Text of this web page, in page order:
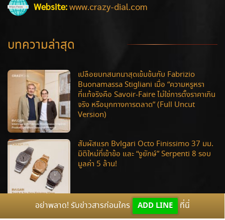
Website:www.crazy-dial.com
บทความล่าสุด
เปลือยบทสนทนาสุดเข้มข้นกับ Fabrizio
Buonamassa Stigliani เมื่อ “ความหรูหรา
ที่แท้จริงคือ Savoir-Faire ไม่ใช่การตั้งราคาเกิน
จริง หรือมุกทางการตลาด” (Full Uncut
Version)
สัมผัสแรก Bvlgari Octo Finissimo 37 มม.
มิติใหม่ที่เข้าข้อ และ “งูยักษ์” Serpenti 8 รอบ
มูลค่า 5 ล้าน!
จัดเต็มความเอ็กซ์คลูซีฟ! พาสัมผัสทัพเรือนเวลา
อย่าพลาด! รับข่าวสารก่อนใคร ADD LINE ที่นี่